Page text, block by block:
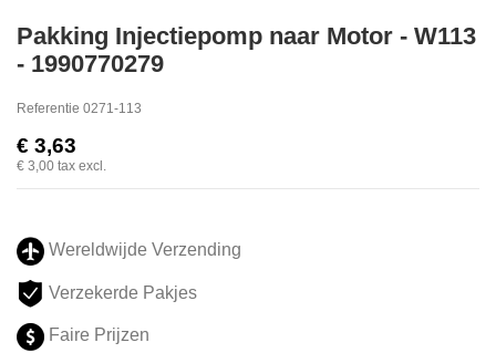
Pakking Injectiepomp naar Motor - W113
- 1990770279
Referentie 0271-113
€ 3,63
€ 3,00 tax excl.
Wereldwijde Verzending
Verzekerde Pakjes
Faire Prijzen